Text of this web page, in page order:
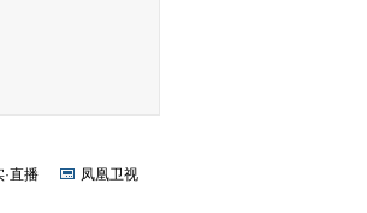
·直播
凤凰卫视